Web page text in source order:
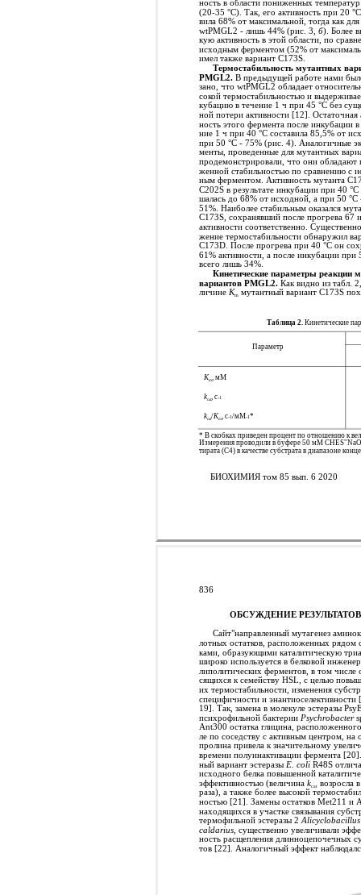
ность в области пониженных температур
(20-35 °C). Так, его активность при 20
вила 68% от максимальной, тогда как для
wtPMGL2 - лишь 44% (рис. 3, б). Более
кую активность в этой области, по
исходным ферментом (52% от
имел также вариант C173S.
Термостабильность мутантных
PMGL2.В предыдущей работе нами
зано, что wtPMGL2 обладает
сокой термостабильностью и
кубацию в течение 1 ч при 45 °C без
ной потери активности [12]. Остаточная
ность этого фермента после инкубации в
ние 1 ч при 40 °С составила 85,5% от
при 50 °С - 75% (рис. 4). Аналогичные
менты, проведенные для мутантных
продемонстрировали, что они обладают
женной стабильностью по сравнению с
ным ферментом. Активность мутанта
C202S в результате инкубации при 40
шалась до 68% от исходной, а при 50 °С
51%. Наиболее стабильным оказался
C173S, сохранявший после прогрева 67
активности соответственно.
жение термостабильности обнаружил
С173D. После прогрева при 40 °С он
61% активности, а после инкубации при
всего лишь 34%.
Кинетические параметры реакции
вариантов PMGL2. Как видно из табл.
личине Km мутантный вариант C173S
Таблица 2. Кинетические
Параметр
Km , мМ
kcat , с-1
kcat/Km , с-1/мМ-1*
* В скобках приведен процент по отношению к
Измерения проводили в буфере 50 мM
тирата (С4) в качестве субстрата в диапазоне
БИОХИМИЯ том 85 вып. 6 2020
836
ОБСУЖДЕНИЕ РЕЗУЛЬТАТОВ
Сайт"направленный мутагенез
лотных остатков, расположенных рядом
ками, образующими каталитическую
широко используется в белковой
липолитических ферментов, в том числе
сящихся к семейству HSL, с целью
их термостабильности, изменения
специфичности и энантиоселективности
19]. Так, замена в молекуле эстеразы
психрофильной бактерии Psychrobacter
Ant300 остатка глицина,
ле по соседству с активным центром, на
пролина привела к значительному
времени полуинактивации фермента
ный вариант эстеразы E. coliR48S
исходного белка повышенной
эффективностью (величина kcat возросла
раза), а также более высокой
ностью [21]. Замены остатков Мet211 и
находящихся в участке связывания
термофильной эстеразы 2
caldarius, существенно увеличивали
ность расщепления длинноцепочечных
тов [22]. Аналогичный эффект